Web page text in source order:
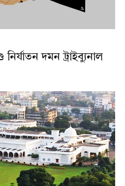
দমন ট্রাইব্যুনাল